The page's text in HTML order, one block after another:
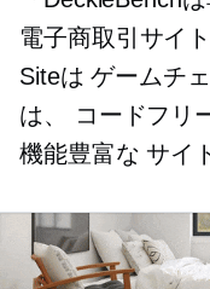
電子商取引サイ
Siteはゲームチ
は、
コードフリ
機能豊富な サイ